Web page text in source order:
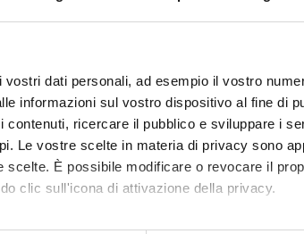
vostri dati personali, ad esempio il vostro
informazioni sul vostro dispositivo al fine di
contenuti, ricercare il pubblico e sviluppare i
Le vostre scelte in materia di privacy sono
scelte. È possibile modificare o revocare il
clic sull'icona di attivazione della privacy.
onorario di Letteratura spagnola (DLLS)
professore associato di Storia del teatro e
emerito di Letteratura francese (DLLS), e